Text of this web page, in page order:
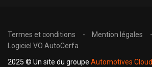
Termes et conditions
Mention légales
Logiciel VO AutoCerfa
2025 © Un site du groupe Automotives Cloud